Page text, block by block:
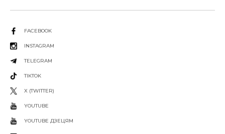
FACEBOOK
INSTAGRAM
TELEGRAM
TIKTOK
X (TWITTER)
YOUTUBE
YOUTUBE ДЗЕЦЯМ